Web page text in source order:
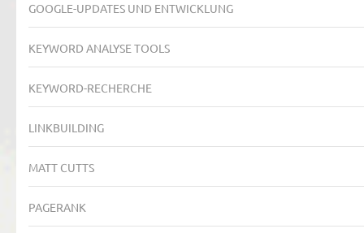
GOOGLE-UPDATES UND ENTWICKLUNG
KEYWORD ANALYSE TOOLS
KEYWORD-RECHERCHE
LINKBUILDING
MATT CUTTS
PAGERANK